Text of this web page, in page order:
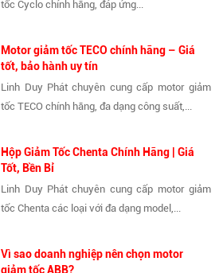
tốc Cyclo chính hãng, đáp ứng...
Motor giảm tốc TECO chính hãng – Giá
tốt, bảo hành uy tín
Linh Duy Phát chuyên cung cấp motor giảm
tốc TECO chính hãng, đa dạng công suất,...
Hộp Giảm Tốc Chenta Chính Hãng | Giá
Tốt, Bền Bỉ
Linh Duy Phát chuyên cung cấp motor giảm
tốc Chenta các loại với đa dạng model,...
Vì sao doanh nghiệp nên chọn motor
giảm tốc ABB?